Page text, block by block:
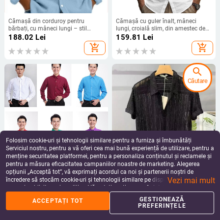
Cămașă din corduroy pentru
bărbați, cu mâneci lungi – stil
casual, poliester 96%
188.02 Lei
add_shopping_cart
Cămașă cu guler înalt, mâneci
lungi, croială slim, din amestec de
bumbac și cânepă
159.81 Lei
add_shopping_cart
Cămașă pentru bărbați colorată,
pentru prestații scenice, mâneci
lungi, cămașă uni din poliester
pentru fotografii de absolvire în
124.70Lei
add_shopping_cart
Cămașă de bărbați cu mânecă
scurtă, guler pătrat, croială slim,
țesătură de poliester
118.23Lei
add_shopping_cart
Folosim cookie-uri și tehnologii similare pentru a furniza și îmbunătăți
Serviciul nostru, pentru a vă oferi cea mai bună experiență de utilizare, pentru a
menține securitatea platformei, pentru a personaliza conținutul și reclamele și
pentru a măsura eficacitatea campaniilor noastre de marketing. Alegerea
opțiunii „Acceptă tot”, vă exprimați acordul ca noi și partenerii noștri de
încredere să stocăm cookie-uri și tehnologii similare pe dispozitivul dvs. în
scopuri publicitare și analitice. Vă puteți gestiona preferințele în orice moment
făcând clic pe „Gestionează preferințele”. Pentru mai multe informații, vă
rugăm să consultațiPolitica noastră de confidențialitate.
Vezi mai mult
ACCEPTAȚI TOT
GESTIONEAZĂ
PREFERINȚELE
search
Căutare